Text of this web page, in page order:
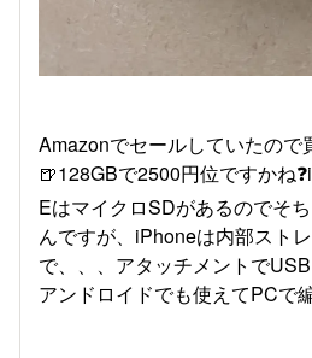
Amazonでセールしていたので
🍺128GBで2500円位ですかね
EはマイクロSDがあるのでそ
んですが、iPhoneは内部スト
で、、、アタッチメントで
アンドロイドでも使えてPCで